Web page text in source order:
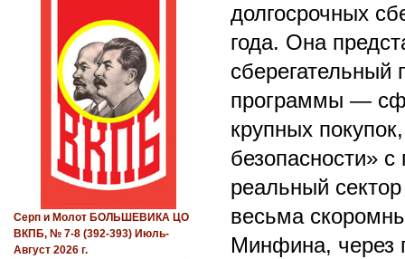
долгосрочных
года. Она
сберегательный
программы —
крупных
безопасности»
реальный
весьма
Минфина, через
Серп и Молот БОЛЬШЕВИКА ЦО
ВКПБ, № 7-8 (392-393) Июль-
Август 2026 г.